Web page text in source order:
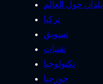
بلدان حول العالم
تركيا
تسويق
تقنيات
تكنولوجيا
جورجيا